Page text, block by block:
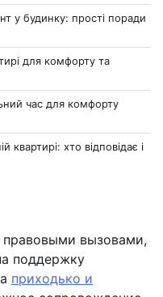
у будинку: прості поради
для комфорту та
час для комфорту
квартирі: хто відповідає і
вызовами,
поддержку
приходько и